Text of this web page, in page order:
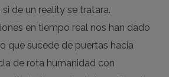
de un reality se tratara.
en tiempo real nos han dado
que sucede de puertas hacia
de rota humanidad con